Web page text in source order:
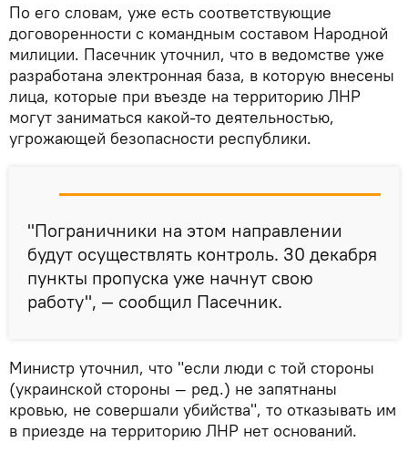
По его словам, уже есть соответствующие
договоренности с командным составом Народной
милиции. Пасечник уточнил, что в ведомстве уже
разработана электронная база, в которую внесены
лица, которые при въезде на территорию ЛНР
могут заниматься какой-то деятельностью,
угрожающей безопасности республики.
"Пограничники на этом направлении
будут осуществлять контроль. 30 декабря
пункты пропуска уже начнут свою
работу", — сообщил Пасечник.
Министр уточнил, что "если люди с той стороны
(украинской стороны — ред.) не запятнаны
кровью, не совершали убийства", то отказывать им
в приезде на территорию ЛНР нет оснований.